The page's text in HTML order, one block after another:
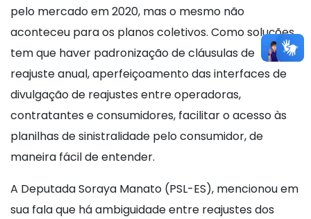
pelo mercado em 2020, mas o mesmo não
aconteceu para os planos coletivos. Como soluções
tem que haver padronização de cláusulas de
reajuste anual, aperfeiçoamento das interfaces de
divulgação de reajustes entre operadoras,
contratantes e consumidores, facilitar o acesso às
planilhas de sinistralidade pelo consumidor, de
maneira fácil de entender.
A Deputada Soraya Manato (PSL-ES), mencionou em
sua fala que há ambiguidade entre reajustes dos